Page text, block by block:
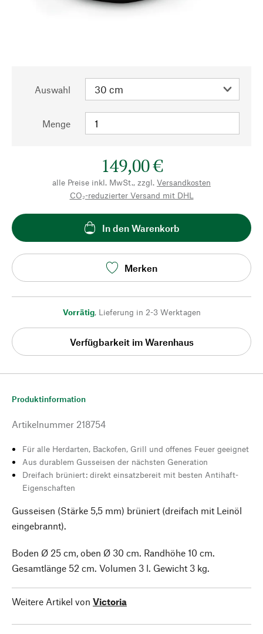
Auswahl
Menge
149,00 €
alle Preise inkl. MwSt., zzgl. Versandkosten
CO₂-reduzierter Versand mit DHL
In den Warenkorb
Merken
Vorrätig, Lieferung in 2-3 Werktagen
Verfügbarkeit im Warenhaus
Produktinformation
Artikelnummer 218754
Für alle Herdarten, Backofen, Grill und offenes Feuer geeignet
Aus durablem Gusseisen der nächsten Generation
Dreifach brüniert: direkt einsatzbereit mit besten Antihaft-
Eigenschaften
Gusseisen (Stärke 5,5 mm) brüniert (dreifach mit Leinöl
eingebrannt).
Boden Ø 25 cm, oben Ø 30 cm. Randhöhe 10 cm.
Gesamtlänge 52 cm. Volumen 3 l. Gewicht 3 kg.
Weitere Artikel von Victoria